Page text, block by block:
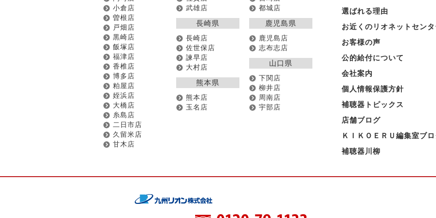
小倉店
曽根店
戸畑店
黒崎店
飯塚店
福津店
香椎店
博多店
粕屋店
姪浜店
大橋店
糸島店
二日市店
久留米店
甘木店
武雄店
長崎県
長崎店
佐世保店
諫早店
大村店
熊本県
熊本店
玉名店
都城店
鹿児島県
鹿児島店
志布志店
山口県
下関店
柳井店
周南店
宇部店
選ばれる理由
お近くのリオネットセン
お客様の声
公的給付について
会社案内
個人情報保護方針
補聴器トピックス
店舗ブログ
ＫＩＫＯＥＲＵ編集室ブ
補聴器川柳